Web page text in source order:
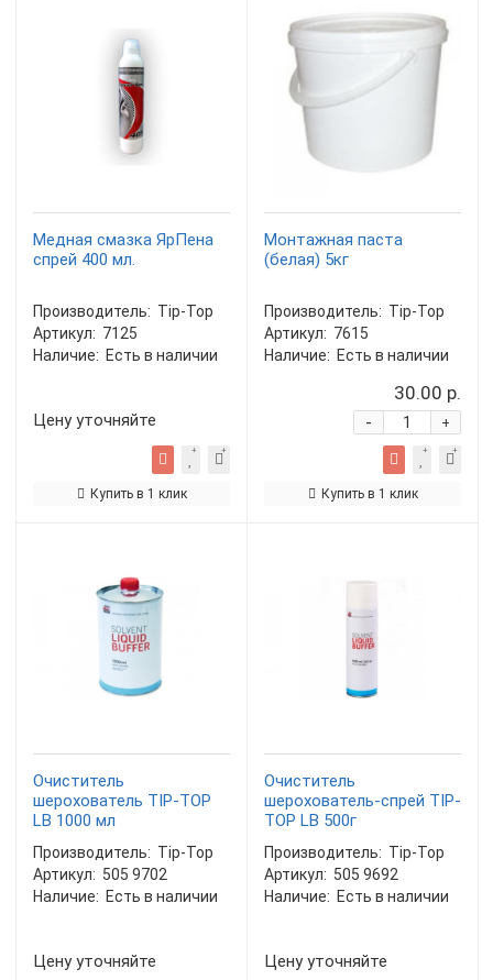
Медная смазка ЯрПена
спрей 400 мл.
Производитель: Tip-Top
Артикул: 7125
Наличие: Есть в наличии
Цену уточняйте
Купить в 1 клик
Монтажная паста
(белая) 5кг
Производитель: Tip-Top
Артикул: 7615
Наличие: Есть в наличии
30.00 р.
+
-
Купить в 1 клик
Очиститель
шерохователь TIP-TOP
LB 1000 мл
Производитель: Tip-Top
Артикул: 505 9702
Наличие: Есть в наличии
Цену уточняйте
Очиститель
шерохователь-спрей TIP-
TOP LB 500г
Производитель: Tip-Top
Артикул: 505 9692
Наличие: Есть в наличии
Цену уточняйте